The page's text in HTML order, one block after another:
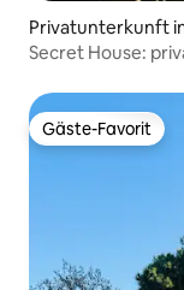
Privatunterkunft
Secret House:
Gäste-Favorit
Gäste-Favorit